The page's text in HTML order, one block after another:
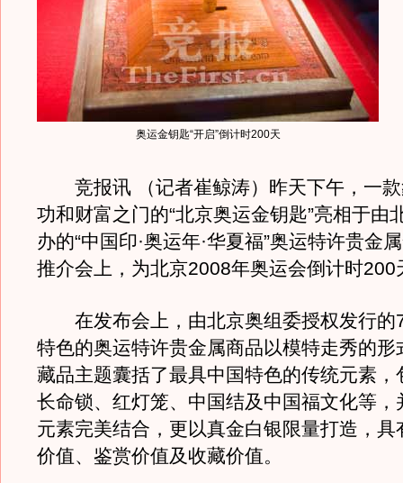
奥运金钥匙“开启”倒计时200天
竞报讯 （记者崔鲸涛）昨天下午，一款
功和财富之门的“北京奥运金钥匙”亮相于由
办的“中国印·奥运年·华夏福”奥运特许贵金
推介会上，为北京2008年奥运会倒计时200
在发布会上，由北京奥组委授权发行的
特色的奥运特许贵金属商品以模特走秀的形
藏品主题囊括了最具中国特色的传统元素，
长命锁、红灯笼、中国结及中国福文化等，
元素完美结合，更以真金白银限量打造，具
价值、鉴赏价值及收藏价值。